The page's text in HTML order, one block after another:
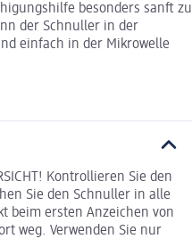
besonders sanft zu
der Schnuller in der
einfach in der Mikrowelle
Kontrollieren Sie den
Sie den Schnuller in alle
beim ersten Anzeichen von
weg. Verwenden Sie nur